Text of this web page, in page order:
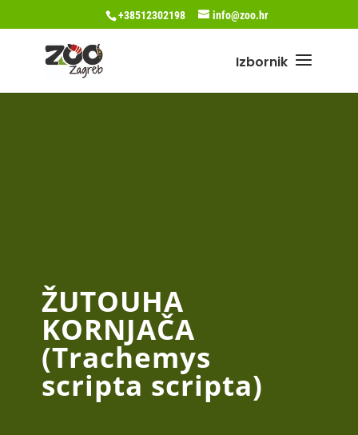
+38512302198 info@zoo.hr
ŽUTOUHA
KORNJAČA
(Trachemys
scripta scripta)